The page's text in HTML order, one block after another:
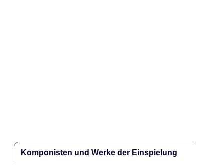
Komponisten und Werke der Einspielung